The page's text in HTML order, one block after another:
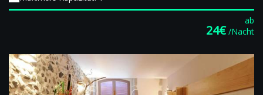
ab
24€ /Nacht